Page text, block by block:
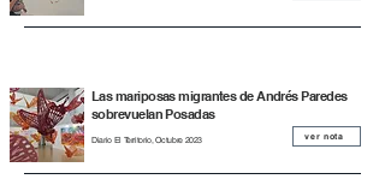
Las mariposas migrantes de Andrés Paredes
sobrevuelan Posadas
Diario El Territorio, Octubre 2023 ver nota